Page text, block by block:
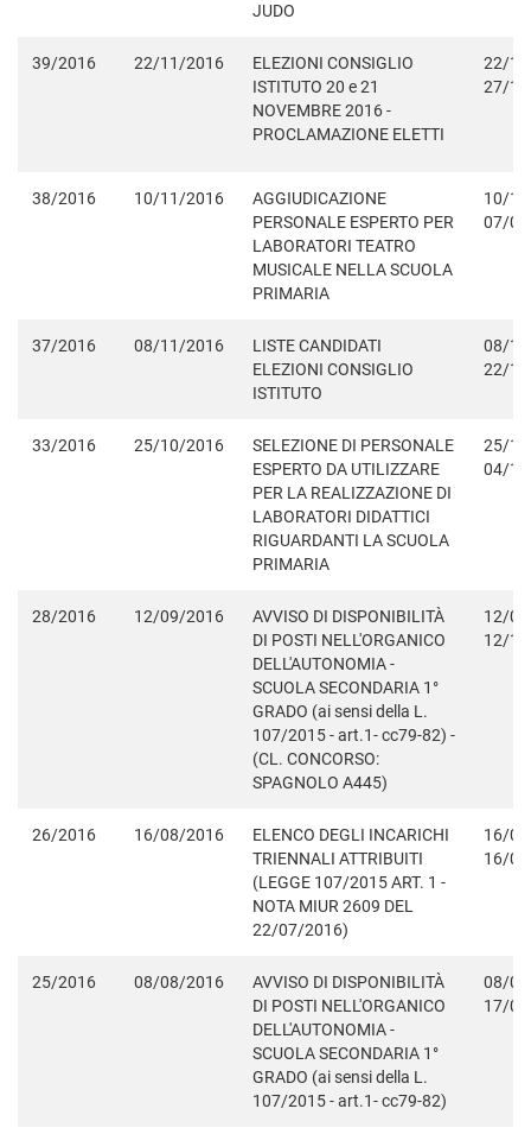
JUDO
39/2016 22/11/2016
ELEZIONI CONSIGLIO
ISTITUTO 20 e 21
NOVEMBRE 2016 -
PROCLAMAZIONE ELETTI
22/
27/
38/2016 10/11/2016
AGGIUDICAZIONE
PERSONALE ESPERTO PER
LABORATORI TEATRO
MUSICALE NELLA SCUOLA
PRIMARIA
10/
07/
37/2016 08/11/2016
LISTE CANDIDATI
ELEZIONI CONSIGLIO
ISTITUTO
08/
22/
33/2016 25/10/2016
SELEZIONE DI PERSONALE
ESPERTO DA UTILIZZARE
PER LA REALIZZAZIONE DI
LABORATORI DIDATTICI
RIGUARDANTI LA SCUOLA
PRIMARIA
25/
04/
28/2016 12/09/2016
AVVISO DI DISPONIBILITÀ
DI POSTI NELL'ORGANICO
DELL'AUTONOMIA -
SCUOLA SECONDARIA 1°
GRADO (ai sensi della L.
107/2015 - art.1- cc79-82) -
(CL. CONCORSO:
SPAGNOLO A445)
12/
12/
26/2016 16/08/2016
ELENCO DEGLI INCARICHI
TRIENNALI ATTRIBUITI
(LEGGE 107/2015 ART. 1 -
NOTA MIUR 2609 DEL
22/07/2016)
16/
16/
25/2016 08/08/2016
AVVISO DI DISPONIBILITÀ
DI POSTI NELL'ORGANICO
DELL'AUTONOMIA -
SCUOLA SECONDARIA 1°
GRADO (ai sensi della L.
107/2015 - art.1- cc79-82)
08/
17/